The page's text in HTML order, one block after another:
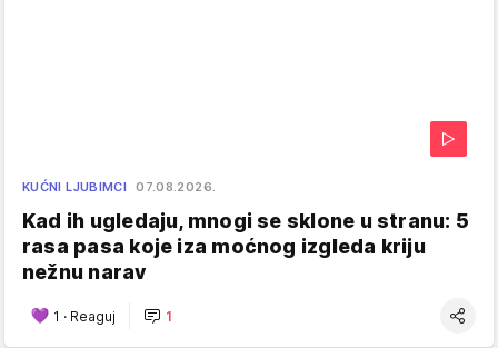
KUĆNI LJUBIMCI 07.08.2026.
Kad ih ugledaju, mnogi se sklone u stranu: 5
rasa pasa koje iza moćnog izgleda kriju
nežnu narav
1 · Reaguj 1